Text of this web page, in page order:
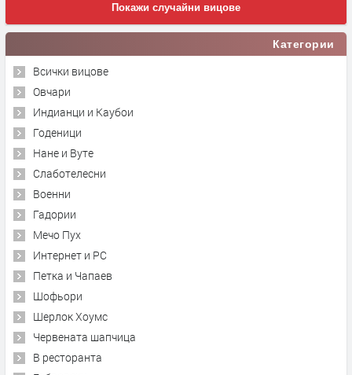
Покажи случайни вицове
Категории
Всички вицове
Овчари
Индианци и Каубои
Годеници
Нане и Вуте
Слаботелесни
Военни
Гадории
Мечо Пух
Интернет и PC
Петка и Чапаев
Шофьори
Шерлок Хоумс
Червената шапчица
В ресторанта